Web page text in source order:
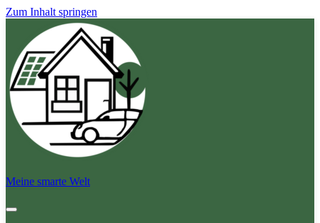
Zum Inhalt springen
Meine smarte Welt